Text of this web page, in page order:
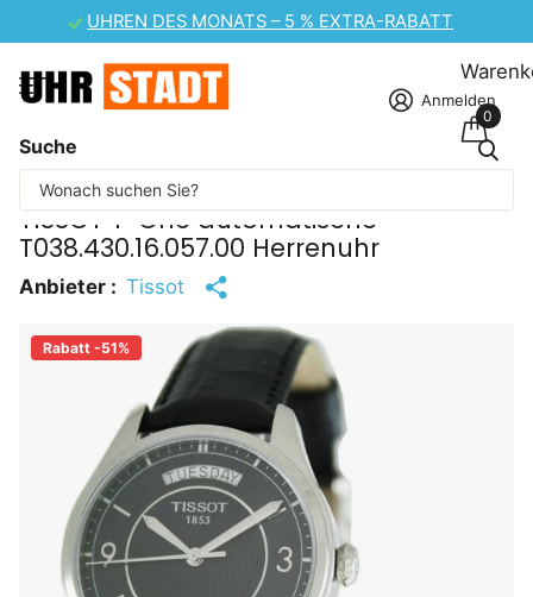
CASIO UHREN-SALE – 10 % EXTRA-RABATT
Suche
Anmelden
0
Einige Inhalte wurden maschinell übersetzt.
TISSOT T-One automatische
T038.430.16.057.00 Herrenuhr
Anbieter : Tissot
Rabatt -51%